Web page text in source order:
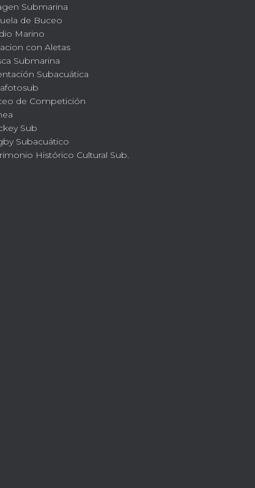
Submarina
de Buceo
Marino
con Aletas
Submarina
Subacuática
de Competición
Sub
Subacuático
Histórico Cultural Sub.